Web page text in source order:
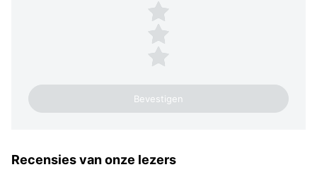
3 sterren
2 sterren
1 ster
Recensies van onze lezers